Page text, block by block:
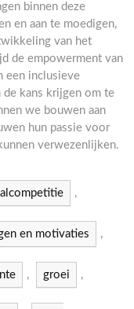
binnen deze
en aan te moedigen,
van het
de empowerment van
een inclusieve
kans krijgen om te
we bouwen aan
hun passie voor
verwezenlijken.
,
en motivaties ,
, groei ,